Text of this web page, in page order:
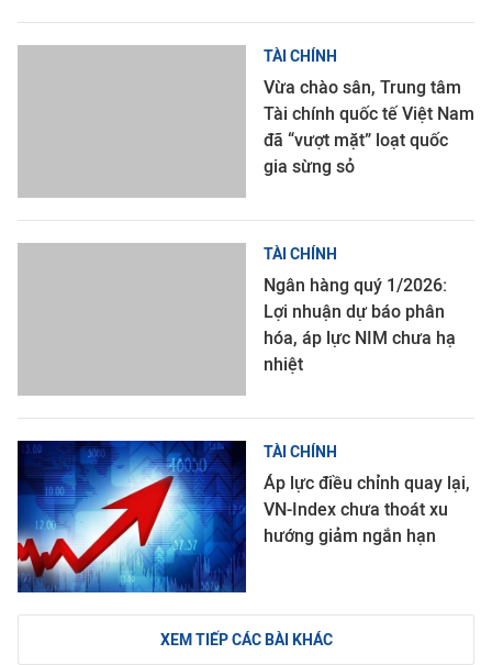
TÀI CHÍNH
Vừa chào sân, Trung tâm
Tài chính quốc tế Việt Nam
đã “vượt mặt” loạt quốc
gia sừng sỏ
TÀI CHÍNH
Ngân hàng quý 1/2026:
Lợi nhuận dự báo phân
hóa, áp lực NIM chưa hạ
nhiệt
TÀI CHÍNH
Áp lực điều chỉnh quay lại,
VN-Index chưa thoát xu
hướng giảm ngắn hạn
XEM TIẾP CÁC BÀI KHÁC